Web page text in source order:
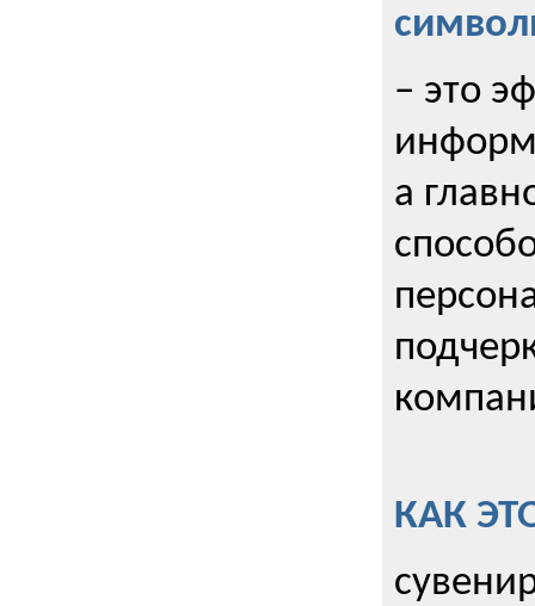
– это
а
КАК